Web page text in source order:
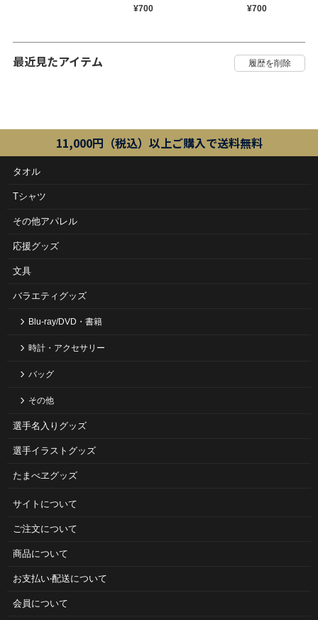
¥700
¥700
最近見たアイテム
11,000円（税込）以上ご購入で送料無料
タオル
Tシャツ
その他アパレル
応援グッズ
文具
バラエティグッズ
Blu-ray/DVD・書籍
時計・アクセサリー
バッグ
その他
選手名入りグッズ
選手イラストグッズ
たまべヱグッズ
サイトについて
ご注⽂について
商品について
お⽀払い‧配送について
会員について